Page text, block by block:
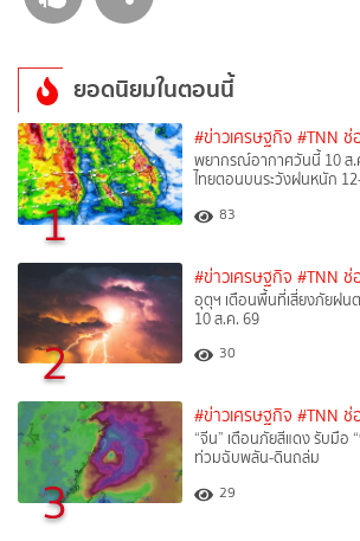
ยอดนิยมในตอนนี้
1
#ข่าวเศรษฐกิจ #TNN ช่
พยากรณ์อากาศวันนี้ 10 ส.
ไทยตอนบนระวังฝนหนัก
83
2
#ข่าวเศรษฐกิจ #TNN ช่
อุตุฯ เตือนพื้นที่เสี่ยงภัยฝ
10 ส.ค. 69
30
3
#ข่าวเศรษฐกิจ #TNN ช่
“จีน” เตือนภัยสีแดง รับมือ
ท่วมฉับพลัน-ดินถล่ม
29